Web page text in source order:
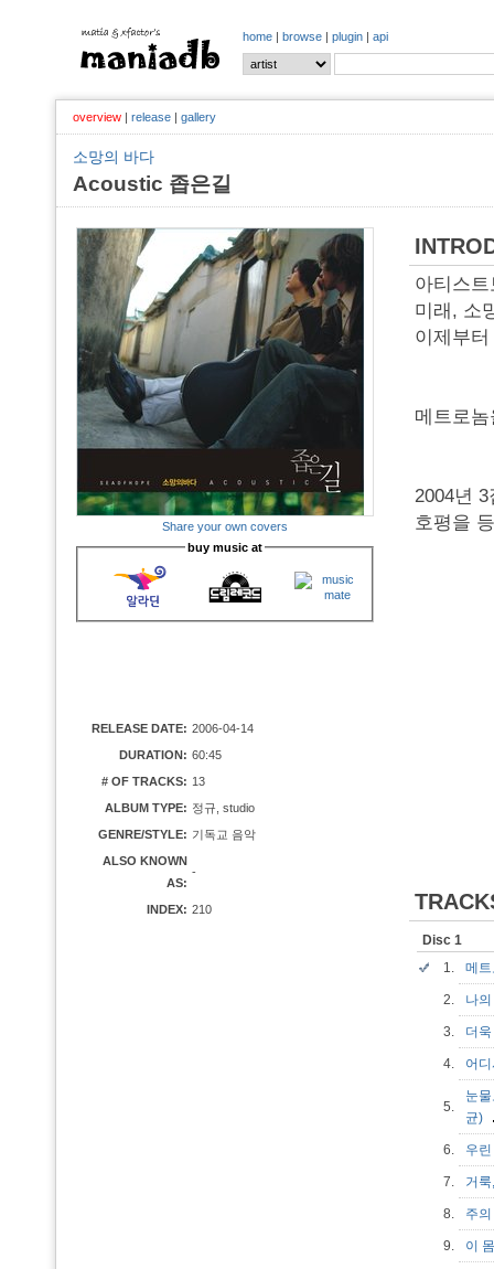
home | browse | plugin | api
overview | release | gallery
소망의 바다
Acoustic 좁은길
Share your own covers
buy music at
RELEASE DATE: 2006-04-14
DURATION: 60:45
# OF TRACKS: 13
ALBUM TYPE: 정규, studio
GENRE/STYLE: 기독교 음악
ALSO KNOWN
AS:
-
INDEX: 210
아티스
미래, 소
이제부
메트로
2004년
호평을
Disc 1
1.
메
2. 나
3. 더
4. 어
5.
눈
균)
6. 우
7. 거
8. 주
9. 이